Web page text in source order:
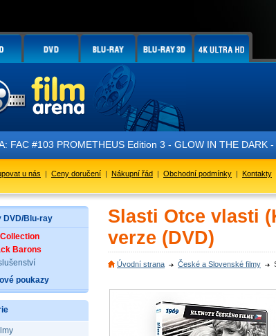
FAC #103 PROMETHEUS Edition 3 - GLOW IN THE DARK
u nás | Ceny doručení | Nákupní řád | Obchodní podmínky | Kontakty
DVD/Blu-ray
Collection
Barons
poukazy
Slasti Otce vlasti
verze (DVD)
Úvodní strana České a Slovenské filmy